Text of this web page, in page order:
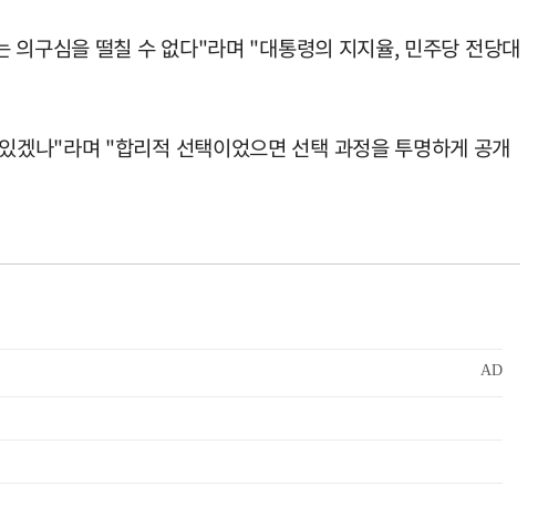
의구심을 떨칠 수 없다"라며 "대통령의 지지율, 민주당 전당대
겠나"라며 "합리적 선택이었으면 선택 과정을 투명하게 공개